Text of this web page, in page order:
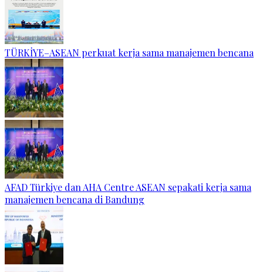
TÜRKİYE–ASEAN perkuat kerja sama manajemen bencana
AFAD Türkiye dan AHA Centre ASEAN sepakati kerja sama
manajemen bencana di Bandung